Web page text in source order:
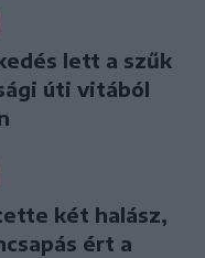
lett a szűk
úti vitából
két halász,
ért a